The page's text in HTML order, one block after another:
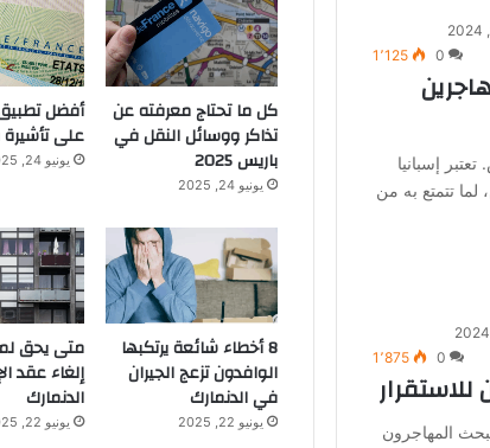
0
1٬125
إسبانيا
لما تتمتع به من
0
1٬875
المهاجرون
كل ما تحتاج معرفته عن
تذاكر ووسائل النقل في
باريس 2025
يونيو 24, 2025
أفضل
على تأشيرة
يونيو 24, 2025
8 أخطاء شائعة يرتكبها
الوافدون تزعج الجيران
في الدنمارك
يونيو 22, 2025
متى يحق
إلغاء عقد
الدنمارك
يونيو 22, 2025